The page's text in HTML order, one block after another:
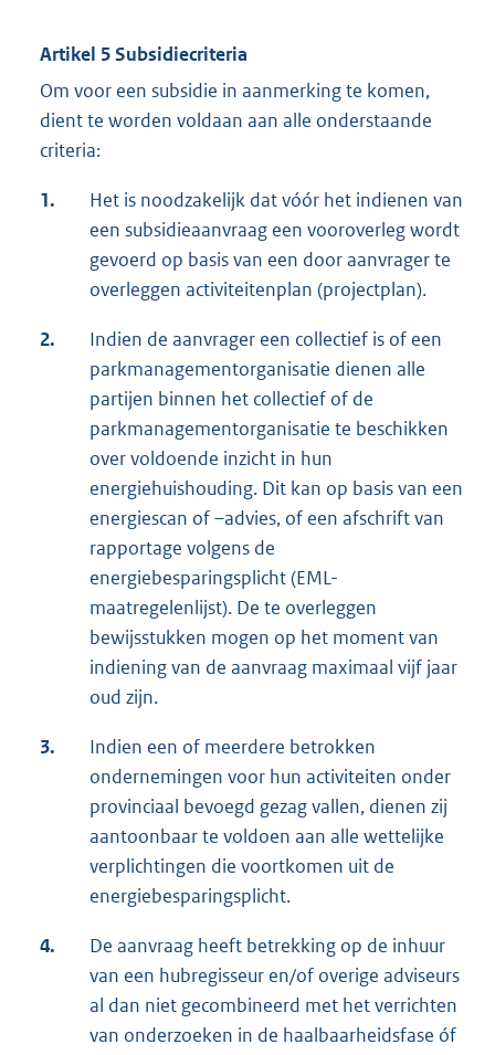
Artikel 5 Subsidiecriteria
Om voor een subsidie in aanmerking te komen,
dient te worden voldaan aan alle onderstaande
criteria:
1.
Het is noodzakelijk dat vóór het indienen van
een subsidieaanvraag een vooroverleg wordt
gevoerd op basis van een door aanvrager te
overleggen activiteitenplan (projectplan).
2.
Indien de aanvrager een collectief is of een
parkmanagementorganisatie dienen alle
partijen binnen het collectief of de
parkmanagementorganisatie te beschikken
over voldoende inzicht in hun
energiehuishouding. Dit kan op basis van een
energiescan of –advies, of een afschrift van
rapportage volgens de
energiebesparingsplicht (EML-
maatregelenlijst). De te overleggen
bewijsstukken mogen op het moment van
indiening van de aanvraag maximaal vijf jaar
oud zijn.
3.
Indien een of meerdere betrokken
ondernemingen voor hun activiteiten onder
provinciaal bevoegd gezag vallen, dienen zij
aantoonbaar te voldoen aan alle wettelijke
verplichtingen die voortkomen uit de
energiebesparingsplicht.
4.
De aanvraag heeft betrekking op de inhuur
van een hubregisseur en/of overige adviseurs
al dan niet gecombineerd met het verrichten
van onderzoeken in de haalbaarheidsfase óf